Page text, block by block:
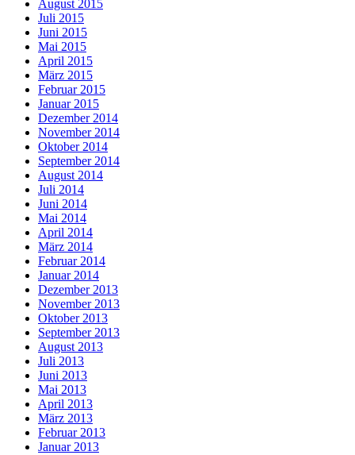
August 2015
Juli 2015
Juni 2015
Mai 2015
April 2015
März 2015
Februar 2015
Januar 2015
Dezember 2014
November 2014
Oktober 2014
September 2014
August 2014
Juli 2014
Juni 2014
Mai 2014
April 2014
März 2014
Februar 2014
Januar 2014
Dezember 2013
November 2013
Oktober 2013
September 2013
August 2013
Juli 2013
Juni 2013
Mai 2013
April 2013
März 2013
Februar 2013
Januar 2013